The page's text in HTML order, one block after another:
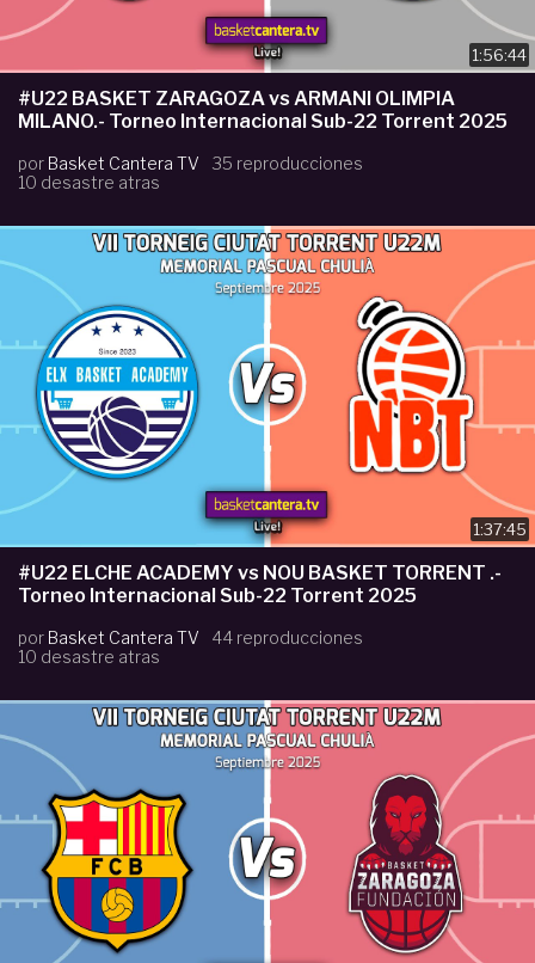
1:56:44
#U22 BASKET ZARAGOZA vs ARMANI OLIMPIA
MILANO.- Torneo Internacional Sub-22 Torrent 2025
por Basket Cantera TV
35 reproducciones
10 desastre atras
1:37:45
#U22 ELCHE ACADEMY vs NOU BASKET TORRENT .-
Torneo Internacional Sub-22 Torrent 2025
por Basket Cantera TV
44 reproducciones
10 desastre atras